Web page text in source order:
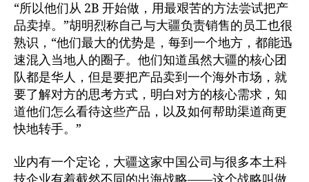
“所以他们从 2B 开始做，用最艰苦的方法尝试把产
品卖掉。”胡明烈称自己与大疆负责销售的员工也很
熟识，“他们最大的优势是，每到一个地方，都能迅
速混入当地人的圈子。他们知道虽然大疆的核心团
队都是华人，但是要把产品卖到一个海外市场，就
要了解对方的思考方式，明白对方的核心需求，知
道他们怎么看待这些产品，以及如何帮助渠道商更
快地转手。”
业内有一个定论，大疆这家中国公司与很多本土科